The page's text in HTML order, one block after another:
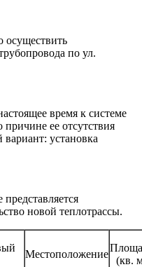
осуществить
по ул.
время к системе
ее отсутствия
установка
новой теплотрассы.
Местоположение
(кв.